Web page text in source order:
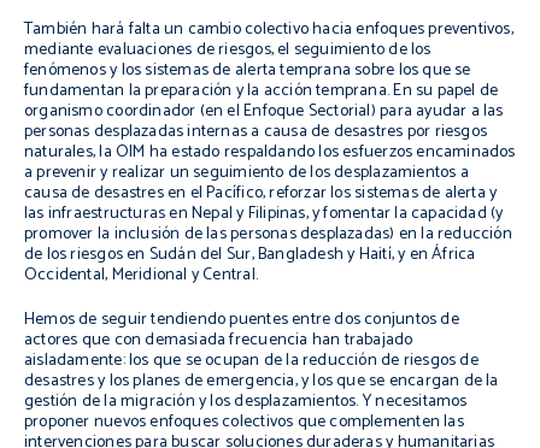
También hará falta un cambio colectivo hacia enfoques preventivos,
mediante evaluaciones de riesgos, el seguimiento de los
fenómenos y los sistemas de alerta temprana sobre los que se
fundamentan la preparación y la acción temprana. En su papel de
organismo coordinador (en el Enfoque Sectorial) para ayudar a las
personas desplazadas internas a causa de desastres por riesgos
naturales, la OIM ha estado respaldando los esfuerzos encaminados
a prevenir y realizar un seguimiento de los desplazamientos a
causa de desastres en el Pacífico, reforzar los sistemas de alerta y
las infraestructuras en Nepal y Filipinas, y fomentar la capacidad (y
promover la inclusión de las personas desplazadas) en la reducción
de los riesgos en Sudán del Sur, Bangladesh y Haití, y en África
Occidental, Meridional y Central.
Hemos de seguir tendiendo puentes entre dos conjuntos de
actores que con demasiada frecuencia han trabajado
aisladamente: los que se ocupan de la reducción de riesgos de
desastres y los planes de emergencia, y los que se encargan de la
gestión de la migración y los desplazamientos. Y necesitamos
proponer nuevos enfoques colectivos que complementen las